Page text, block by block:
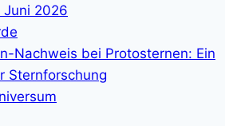
Juni 2026
Nachweis bei Protosternen: Ein
Sternforschung